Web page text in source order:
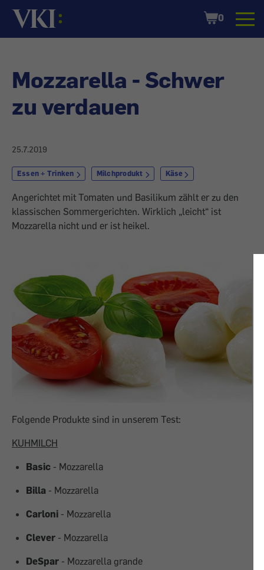
Startseite
Shopping
Cart
0
Mozzarella - Schwer
zu verdauen
25.7.2019
Essen + Trinken Milchprodukt Käse
Angerichtet mit Tomaten und Basilikum zählt er zu den
klassischen Sommergerichten. Wirklich „leicht“ ist
Mozzarella nicht und er ist heikel.
Folgende Produkte sind in unserem Test:
KUHMILCH
Basic - Mozzarella
Billa - Mozzarella
Carloni - Mozzarella
Clever - Mozzarella
DeSpar - Mozzarella grande